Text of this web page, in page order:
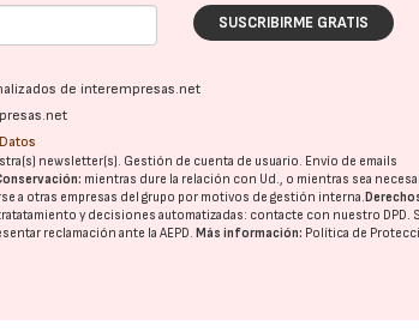
SUSCRIBIRME GRATIS
de interempresas.net
newsletter(s). Gestión de cuenta de usuario. Envío de emails
mientras dure la relación con Ud., o mientras sea
a otras empresas del grupo por motivos de gestión interna.
y decisiones automatizadas: contacte con nuestro DPD.
reclamación ante laAEPD. Más información: Política de